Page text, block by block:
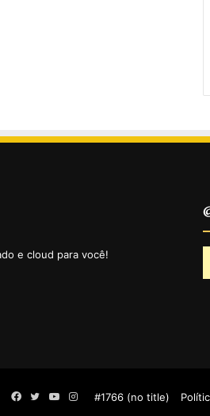
e cloud para você!
#1766 (no title)
Facebook
TwitterYouTube
Instagram